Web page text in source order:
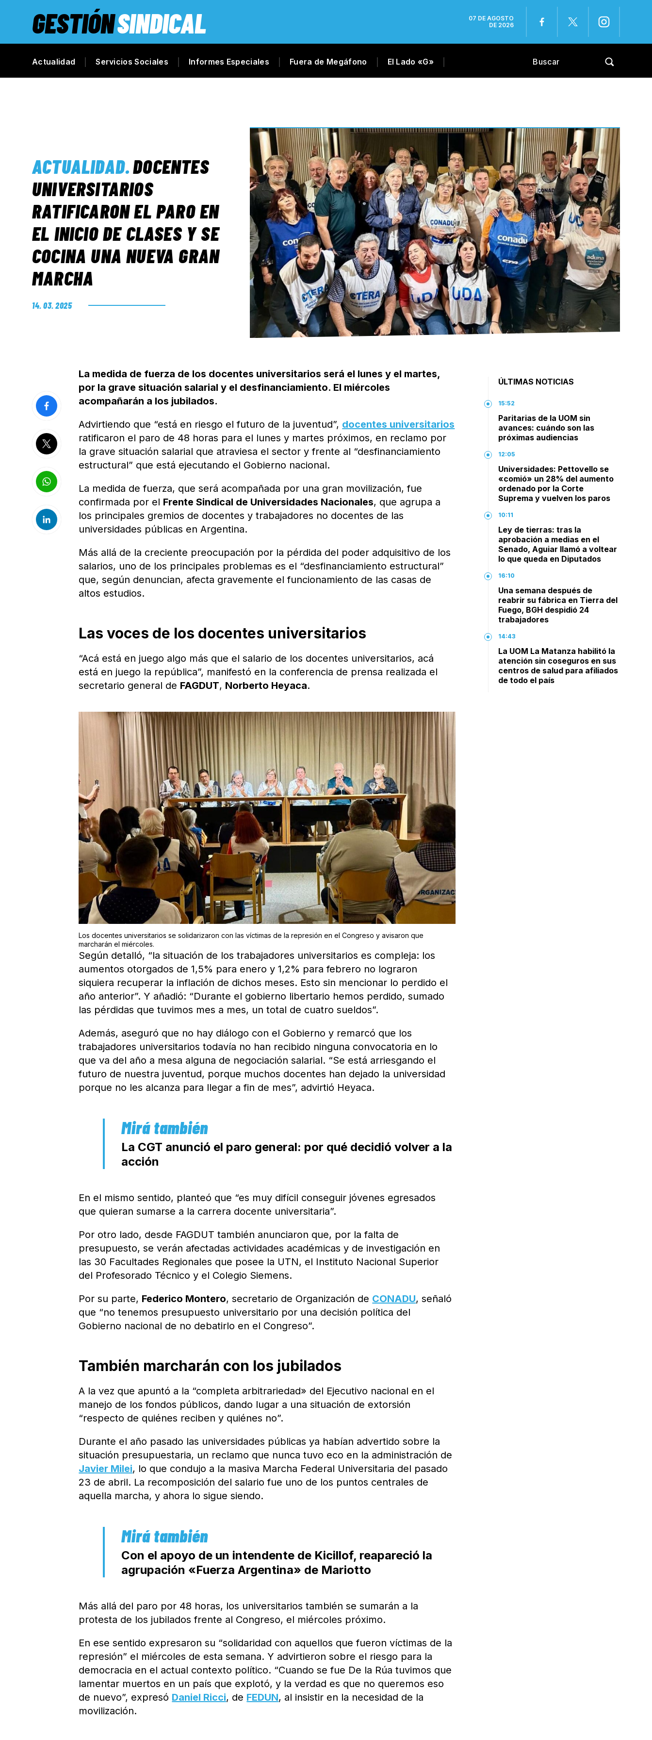
GESTIÓNSINDICAL
07 DE AGOSTO
DE 2026
Actualidad Servicios Sociales Informes Especiales Fuera de Megáfono El Lado «G»
ACTUALIDAD.DOCENTES
UNIVERSITARIOS
RATIFICARON EL PARO EN
EL INICIO DE CLASES Y SE
COCINA UNA NUEVA GRAN
MARCHA
14. 03. 2025
La medida de fuerza de los docentes universitarios será el lunes y el martes,
por la grave situación salarial y el desfinanciamiento. El miércoles
acompañarán a los jubilados.
Advirtiendo que “está en riesgo el futuro de la juventud”, docentes universitarios
ratificaron el paro de 48 horas para el lunes y martes próximos, en reclamo por
la grave situación salarial que atraviesa el sector y frente al “desfinanciamiento
estructural” que está ejecutando el Gobierno nacional.
La medida de fuerza, que será acompañada por una gran movilización, fue
confirmada por el Frente Sindical de Universidades Nacionales, que agrupa a
los principales gremios de docentes y trabajadores no docentes de las
universidades públicas en Argentina.
Más allá de la creciente preocupación por la pérdida del poder adquisitivo de los
salarios, uno de los principales problemas es el “desfinanciamiento estructural”
que, según denuncian, afecta gravemente el funcionamiento de las casas de
altos estudios.
Las voces de los docentes universitarios
“Acá está en juego algo más que el salario de los docentes universitarios, acá
está en juego la república”, manifestó en la conferencia de prensa realizada el
secretario general de FAGDUT, Norberto Heyaca.
Los docentes universitarios se solidarizaron con las víctimas de la represión en el Congreso y avisaron que
marcharán el miércoles.
Según detalló, “la situación de los trabajadores universitarios es compleja: los
aumentos otorgados de 1,5% para enero y 1,2% para febrero no lograron
siquiera recuperar la inflación de dichos meses. Esto sin mencionar lo perdido el
año anterior”. Y añadió: “Durante el gobierno libertario hemos perdido, sumado
las pérdidas que tuvimos mes a mes, un total de cuatro sueldos”.
Además, aseguró que no hay diálogo con el Gobierno y remarcó que los
trabajadores universitarios todavía no han recibido ninguna convocatoria en lo
que va del año a mesa alguna de negociación salarial. “Se está arriesgando el
futuro de nuestra juventud, porque muchos docentes han dejado la universidad
porque no les alcanza para llegar a fin de mes”, advirtió Heyaca.
La CGT anunció el paro general: por qué decidió volver a la
acción
En el mismo sentido, planteó que “es muy difícil conseguir jóvenes egresados
que quieran sumarse a la carrera docente universitaria”.
Por otro lado, desde FAGDUT también anunciaron que, por la falta de
presupuesto, se verán afectadas actividades académicas y de investigación en
las 30 Facultades Regionales que posee la UTN, el Instituto Nacional Superior
del Profesorado Técnico y el Colegio Siemens.
Por su parte, Federico Montero, secretario de Organización de CONADU, señaló
que “no tenemos presupuesto universitario por una decisión política del
Gobierno nacional de no debatirlo en el Congreso”.
También marcharán con los jubilados
A la vez que apuntó a la “completa arbitrariedad» del Ejecutivo nacional en el
manejo de los fondos públicos, dando lugar a una situación de extorsión
“respecto de quiénes reciben y quiénes no”.
Durante el año pasado las universidades públicas ya habían advertido sobre la
situación presupuestaria, un reclamo que nunca tuvo eco en la administración de
Javier Milei, lo que condujo a la masiva Marcha Federal Universitaria del pasado
23 de abril. La recomposición del salario fue uno de los puntos centrales de
aquella marcha, y ahora lo sigue siendo.
Con el apoyo de un intendente de Kicillof, reapareció la
agrupación «Fuerza Argentina» de Mariotto
Más allá del paro por 48 horas, los universitarios también se sumarán a la
protesta de los jubilados frente al Congreso, el miércoles próximo.
En ese sentido expresaron su “solidaridad con aquellos que fueron víctimas de la
represión” el miércoles de esta semana. Y advirtieron sobre el riesgo para la
democracia en el actual contexto político. “Cuando se fue De la Rúa tuvimos que
lamentar muertos en un país que explotó, y la verdad es que no queremos eso
de nuevo”, expresó Daniel Ricci, de FEDUN, al insistir en la necesidad de la
movilización.
ÚLTIMAS NOTICIAS
15:52
Paritarias de la UOM sin
avances: cuándo son las
próximas audiencias
12:05
Universidades: Pettovello se
«comió» un 28% del aumento
ordenado por la Corte
Suprema y vuelven los paros
10:11
Ley de tierras: tras la
aprobación a medias en el
Senado, Aguiar llamó a voltear
lo que queda en Diputados
16:10
Una semana después de
reabrir su fábrica en Tierra del
Fuego, BGH despidió 24
trabajadores
14:43
La UOM La Matanza habilitó la
atención sin coseguros en sus
centros de salud para afiliados
de todo el país